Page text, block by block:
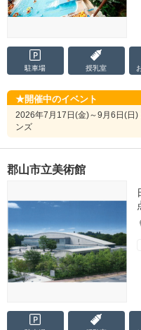
駐車場 授乳室
開催中のイベント
2026年7月17日(金)～9月6日(日
ンズ
郡山市立美術館